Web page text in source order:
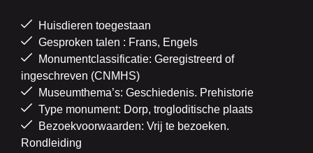
Huisdieren toegestaan
Gesproken talen : Frans, Engels
Monumentclassificatie: Geregistreerd of
ingeschreven (CNMHS)
Museumthema’s: Geschiedenis. Prehistorie
Type monument: Dorp, trogloditische plaats
Bezoekvoorwaarden: Vrij te bezoeken.
Rondleiding